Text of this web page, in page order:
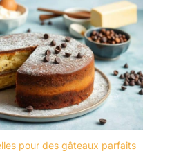
pour des gâteaux parfaits